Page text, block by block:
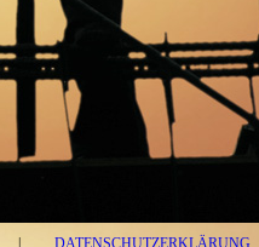
| DATENSCHUTZERKLÄRUNG